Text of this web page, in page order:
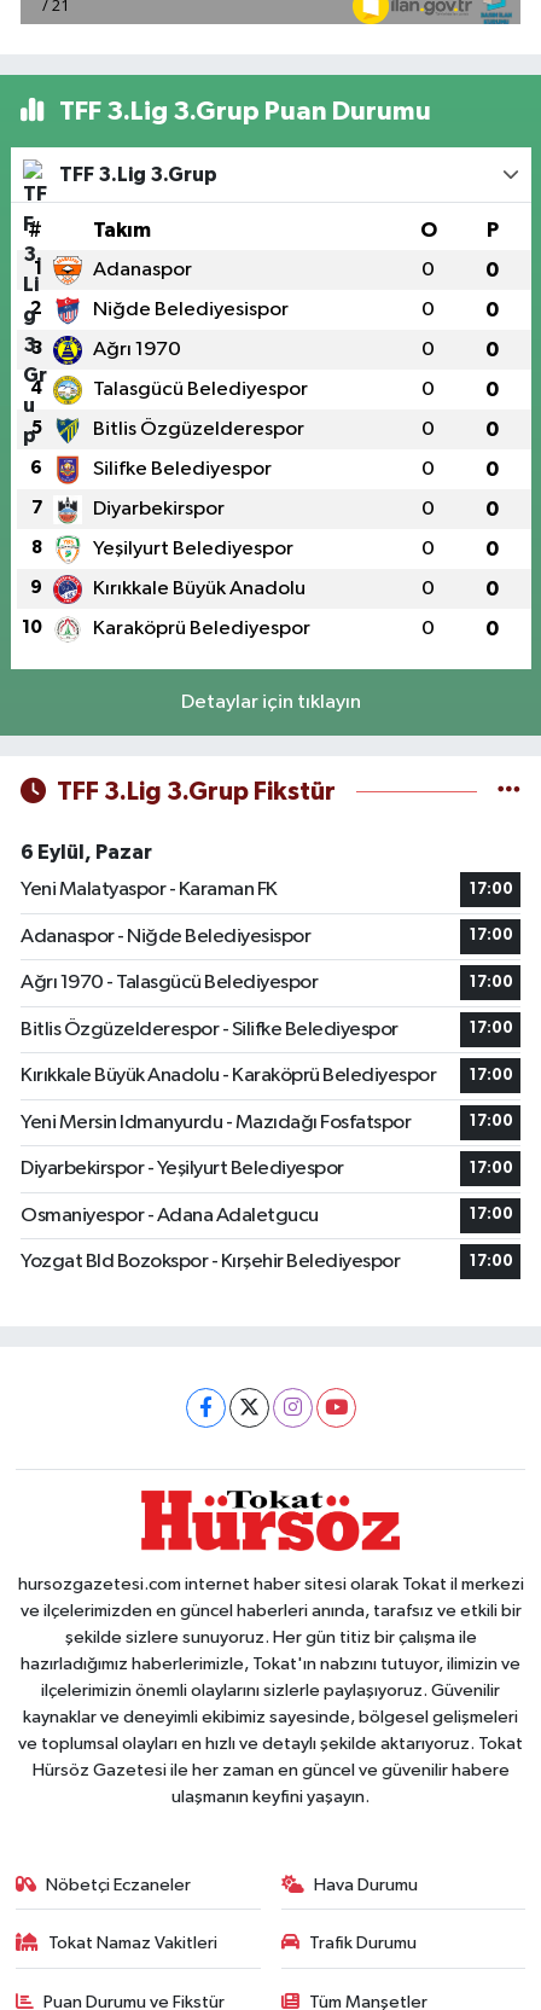
TFF 3.Lig 3.Grup Puan Durumu
TFF 3.Lig 3.Grup
# Takım O P
1 Adanaspor 0 0
2 Niğde Belediyesispor 0 0
3 Ağrı 1970 0 0
4 Talasgücü Belediyespor 0 0
5 Bitlis Özgüzelderespor 0 0
6 Silifke Belediyespor 0 0
7 Diyarbekirspor 0 0
8 Yeşilyurt Belediyespor 0 0
9 Kırıkkale Büyük Anadolu 0 0
10 Karaköprü Belediyespor 0 0
Detaylar için tıklayın
TFF 3.Lig 3.Grup Fikstür
6 Eylül, Pazar
Yeni Malatyaspor - Karaman FK
17:00
Adanaspor - Niğde Belediyesispor 17:00
Ağrı 1970 - Talasgücü Belediyespor 17:00
Bitlis Özgüzelderespor - Silifke Belediyespor 17:00
Kırıkkale Büyük Anadolu - Karaköprü Belediyespor 17:00
Yeni Mersin Idmanyurdu - Mazıdağı Fosfatspor 17:00
Diyarbekirspor - Yeşilyurt Belediyespor 17:00
Osmaniyespor - Adana Adaletgucu 17:00
Yozgat Bld Bozokspor - Kırşehir Belediyespor 17:00
hursozgazetesi.com internet haber sitesi olarak Tokat il merkezi
ve ilçelerimizden en güncel haberleri anında, tarafsız ve etkili bir
şekilde sizlere sunuyoruz. Her gün titiz bir çalışma ile
hazırladığımız haberlerimizle, Tokat'ın nabzını tutuyor, ilimizin ve
ilçelerimizin önemli olaylarını sizlerle paylaşıyoruz. Güvenilir
kaynaklar ve deneyimli ekibimiz sayesinde, bölgesel gelişmeleri
ve toplumsal olayları en hızlı ve detaylı şekilde aktarıyoruz. Tokat
Hürsöz Gazetesi ile her zaman en güncel ve güvenilir habere
ulaşmanın keyfini yaşayın.
Nöbetçi Eczaneler Hava Durumu
Tokat Namaz Vakitleri Trafik Durumu
Puan Durumu ve Fikstür Tüm Manşetler